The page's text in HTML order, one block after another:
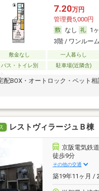
7.20万円
管理費5,000円
なし
1
3階 / ワンルー
敷金なし 一人暮らし
バス・トイレ別
駐車場(近隣含)
配BOX・オートロック・ペット
レストヴィラージュＢ棟
京阪電気鉄
徒歩9分
その他の交通
築19年11ヶ月 /